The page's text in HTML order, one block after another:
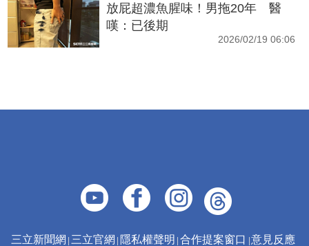
放屁超濃魚腥味！男拖20年 醫
嘆：已後期
2026/02/19 06:06
三立新聞網 三立官網 隱私權聲明 合作提案窗口 意見反應